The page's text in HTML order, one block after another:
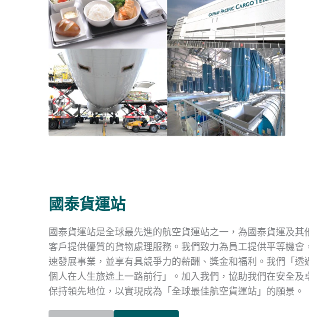
國泰貨運站
國泰貨運站是全球最先進的航空貨運站之一，為國泰貨運及其
客戶提供優質的貨物處理服務。我們致力為員工提供平等機
速發展事業，並享有具競爭力的薪酬、獎金和福利。我們「
個人在人生旅途上一路前行」。加入我們，協助我們在安全
保持領先地位，以實現成為「全球最佳航空貨運站」的願景。 ​